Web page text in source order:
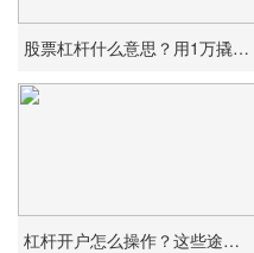
股票杠杆什么意思？用1万撬动5万，搞懂风险再玩
杠杆开户怎么操作？这些途径和风险你得知道